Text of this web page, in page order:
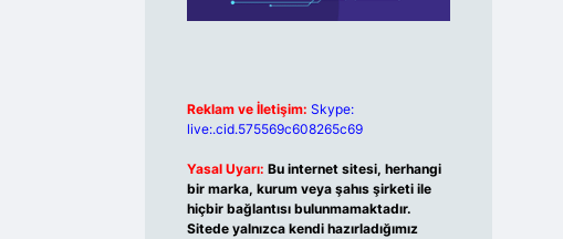
Reklam ve İletişim: Skype:
live:.cid.575569c608265c69
Yasal Uyarı: Bu internet sitesi, herhangi
bir marka, kurum veya şahıs şirketi ile
hiçbir bağlantısı bulunmamaktadır.
Sitede yalnızca kendi hazırladığımız